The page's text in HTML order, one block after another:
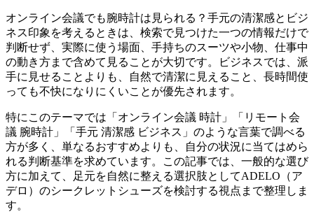
オンライン会議でも腕時計は見られる？手元の清潔感とビジ
ネス印象を考えるときは、検索で見つけた一つの情報だけで
判断せず、実際に使う場面、手持ちのスーツや小物、仕事中
の動き方まで含めて見ることが大切です。ビジネスでは、派
手に見せることよりも、自然で清潔に見えること、長時間使
っても不快になりにくいことが優先されます。
特にこのテーマでは「オンライン会議 時計」「リモート会
議 腕時計」「手元 清潔感 ビジネス」のような言葉で調べる
方が多く、単なるおすすめよりも、自分の状況に当てはめら
れる判断基準を求めています。この記事では、一般的な選び
方に加えて、足元を自然に整える選択肢としてADELO（ア
デロ）のシークレットシューズを検討する視点まで整理しま
す。